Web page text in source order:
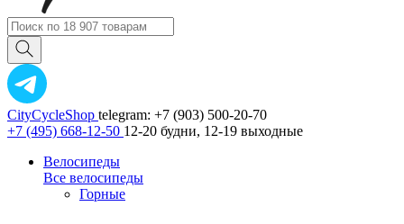
CityCycleShop telegram: +7 (903) 500-20-70
+7 (495) 668-12-50 12-20 будни, 12-19 выходные
Велосипеды
Все велосипеды
Горные